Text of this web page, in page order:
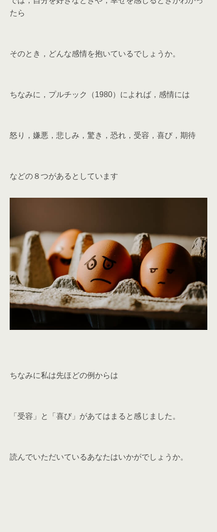
たら
そのとき，どんな感情を抱いているでしょうか。
ちなみに，プルチック（1980）によれば，感情には
怒り，嫌悪，悲しみ，驚き，恐れ，受容，喜び，期待
などの８つがあるとしています
ちなみに私は先ほどの例からは
「受容」と「喜び」があてはまると感じました。
読んでいただいているあなたはいかがでしょうか。